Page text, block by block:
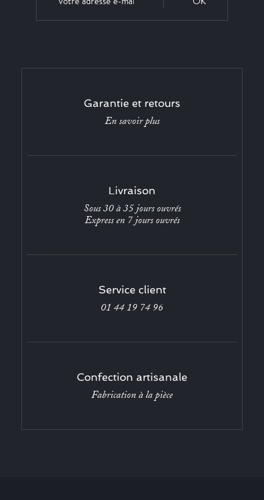
Garantie et retours
En savoir plus
Livraison
Sous 30 à 35 jours ouvrés
Express en 7 jours ouvrés
Service client
01 44 19 74 96
Confection artisanale
Fabrication à la pièce